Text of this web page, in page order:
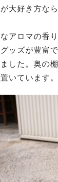
大好き方な
アロマの香
ッズが豊富
した。奥の
いています。